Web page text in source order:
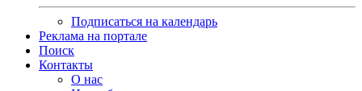
Подписаться на календарь
Реклама на портале
Поиск
Контакты
О нас